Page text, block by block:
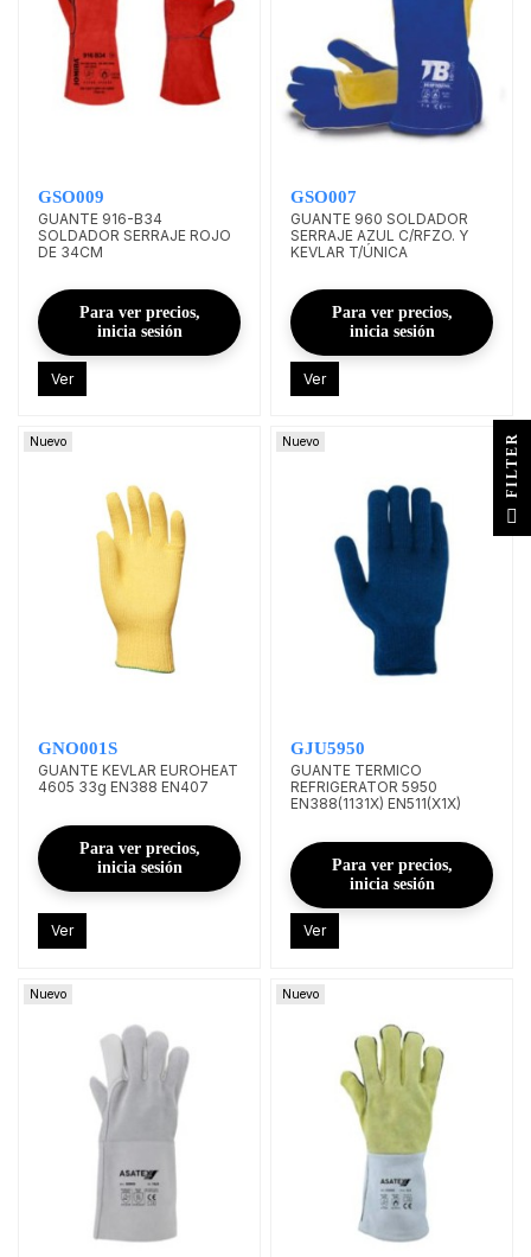
GSO009
GUANTE 916-B34
SOLDADOR SERRAJE ROJO
DE 34CM
Para ver precios,
inicia sesión
Ver
GSO007
GUANTE 960 SOLDADOR
SERRAJE AZUL C/RFZO. Y
KEVLAR T/ÚNICA
Para ver precios,
inicia sesión
Ver
Nuevo
GNO001S
GUANTE KEVLAR EUROHEAT
4605 33g EN388 EN407
Para ver precios,
inicia sesión
Ver
Nuevo
GJU5950
GUANTE TERMICO
REFRIGERATOR 5950
EN388(1131X) EN511(X1X)
Para ver precios,
inicia sesión
Ver
Nuevo Nuevo
R